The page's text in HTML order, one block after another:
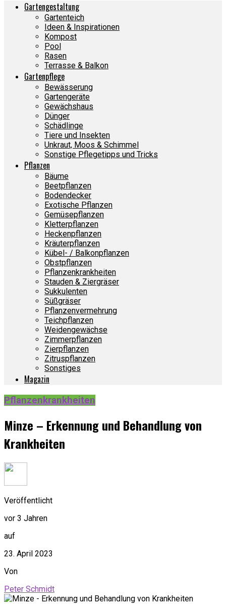
Gartengestaltung
Gartenteich
Ideen & Inspirationen
Kompost
Pool
Rasen
Terrasse & Balkon
Gartenpflege
Bewässerung
Gartengeräte
Gewächshaus
Dünger
Schädlinge
Tiere und Insekten
Unkraut, Moos & Schimmel
Sonstige Pflegetipps und Tricks
Pflanzen
Bäume
Beetpflanzen
Bodendecker
Exotische Pflanzen
Gemüsepflanzen
Kletterpflanzen
Heckenpflanzen
Kräuterpflanzen
Kübel- / Balkonpflanzen
Obstpflanzen
Pflanzenkrankheiten
Stauden & Ziergräser
Sukkulenten
Süßgräser
Pflanzenvermehrung
Teichpflanzen
Weidengewächse
Zimmerpflanzen
Zierpflanzen
Zitruspflanzen
Sonstiges
Magazin
Pflanzenkrankheiten
Minze – Erkennung und Behandlung von
Krankheiten
Veröffentlicht
vor 3 Jahren
auf
23. April 2023
Von
Peter Schmidt